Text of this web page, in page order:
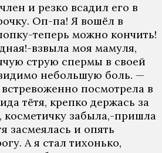
и резко всадил его в
Оп-па! Я вошёл в
теперь можно кончить!
взвыла моя мамуля,
струю спермы в своей
небольшую боль. —
посмотрела в
тётя, крепко держась за
косметичку забыла,-пришла
засмеялась и опять
А я стал тихонько,